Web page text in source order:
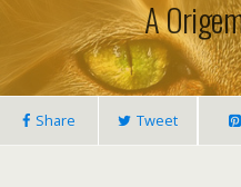
A
Share Tweet